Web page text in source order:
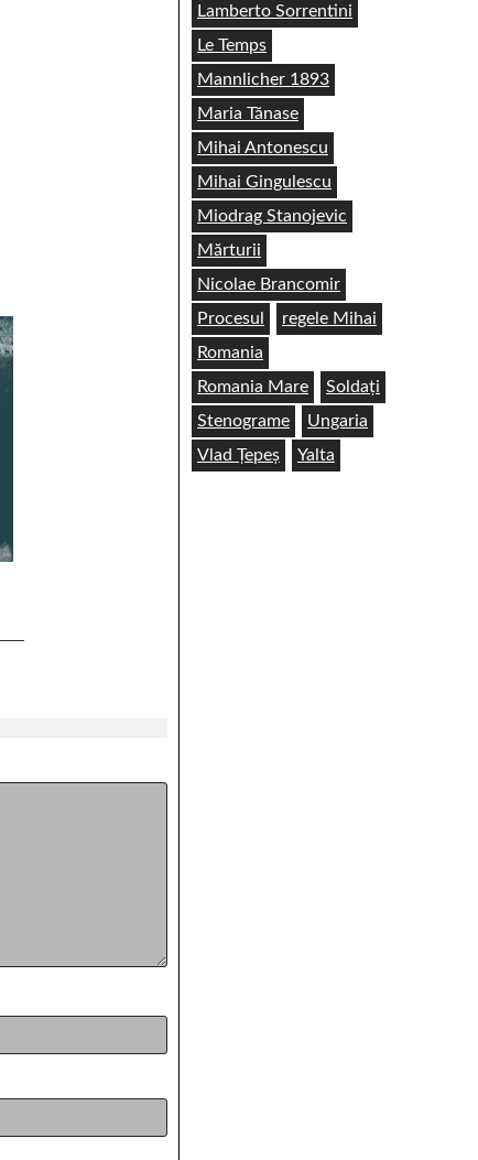
Lamberto Sorrentini
Le Temps
Mannlicher 1893
Maria Tănase
Mihai Antonescu
Mihai Gingulescu
Miodrag Stanojevic
Mărturii
Nicolae Brancomir
Procesul
regele Mihai
Romania
Romania Mare
Soldați
Stenograme
Ungaria
Vlad Țepeș
Yalta